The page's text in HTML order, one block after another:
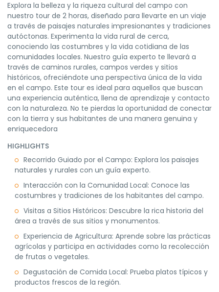
Explora la belleza y la riqueza cultural del campo con
nuestro tour de 2 horas, diseñado para llevarte en un viaje
a través de paisajes naturales impresionantes y tradiciones
autóctonas. Experimenta la vida rural de cerca,
conociendo las costumbres y la vida cotidiana de las
comunidades locales. Nuestro guía experto te llevará a
través de caminos rurales, campos verdes y sitios
históricos, ofreciéndote una perspectiva única de la vida
en el campo. Este tour es ideal para aquellos que buscan
una experiencia auténtica, llena de aprendizaje y contacto
con la naturaleza. No te pierdas la oportunidad de conectar
con la tierra y sus habitantes de una manera genuina y
enriquecedora
HIGHLIGHTS
Recorrido Guiado por el Campo: Explora los paisajes
naturales y rurales con un guía experto.
Interacción con la Comunidad Local: Conoce las
costumbres y tradiciones de los habitantes del campo.
Visitas a Sitios Históricos: Descubre la rica historia del
área a través de sus sitios y monumentos.
Experiencia de Agricultura: Aprende sobre las prácticas
agrícolas y participa en actividades como la recolección
de frutas o vegetales.
Degustación de Comida Local: Prueba platos típicos y
productos frescos de la región.